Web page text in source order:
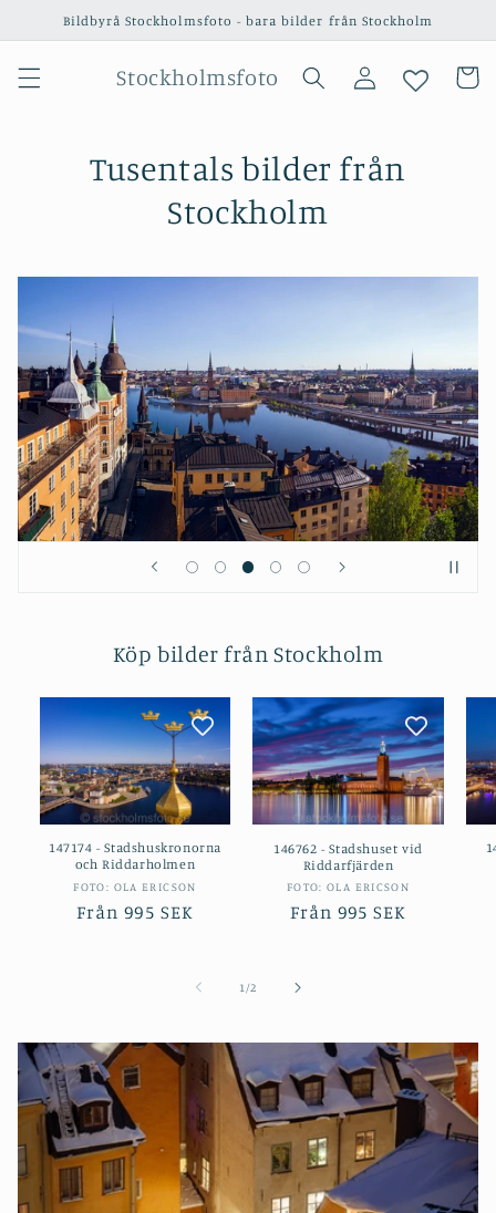
vidareBildbyrå Stockholmsfoto - bara bilder från Stockholm
Stockholmsfoto
Logga
in
Tusentals bilder från
Stockholm
Köp bilder från Stockholm
147174 - Stadshuskronorna
och Riddarholmen
Säljare:
FOTO: OLA ERICSON
Ordinarie
Från995 SEK
146762 - Stadshuset vid
Riddarfjärden
Säljare:
FOTO: OLA ERICSON
Ordinarie
Från 995 SEK
1 /av2